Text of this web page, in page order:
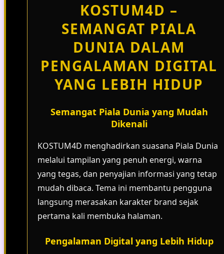
KOSTUM4D –
SEMANGAT PIALA
DUNIA DALAM
PENGALAMAN DIGITAL
YANG LEBIH HIDUP
Semangat Piala Dunia yang Mudah
Dikenali
KOSTUM4D menghadirkan suasana Piala Dunia
melalui tampilan yang penuh energi, warna
yang tegas, dan penyajian informasi yang tetap
mudah dibaca. Tema ini membantu pengguna
langsung merasakan karakter brand sejak
pertama kali membuka halaman.
Pengalaman Digital yang Lebih Hidup